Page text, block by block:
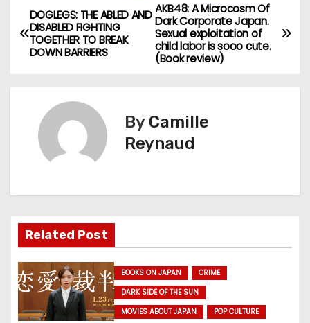
P
o
v
i
g
a
t
AKB48: A Microcosm Of
Dark Corporate Japan.
Sexual exploitation of
child labor is sooo cute.
(Book review)
DOGLEGS: THE ABLED AND
DISABLED FIGHTING
TOGETHER TO BREAK
DOWN BARRIERS
By Camille
Reynaud
Related Post
BOOKS ON JAPAN
CRIME
DARK SIDE OF THE SUN
MOVIES ABOUT JAPAN
POP CULTURE